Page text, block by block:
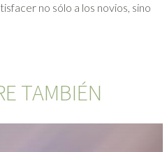
no sólo a los novios, sino
TAMBIÉN